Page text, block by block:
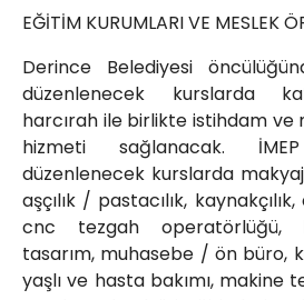
EĞİTİM KURUMLARI VE MESLEK
Derince Belediyesi
düzenlenecek kurslarda
harcırah ile birlikte istihdam ve
hizmeti sağlanacak.
düzenlenecek kurslarda
aşçılık / pastacılık,
cnc tezgah operatörlüğü,
tasarım, muhasebe / ön büro,
yaşlı ve hasta bakımı, makine